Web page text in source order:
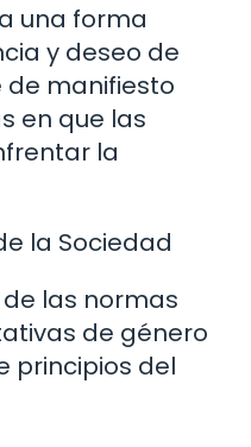
una forma
y deseo de
de manifiesto
en que las
la
la Sociedad
las normas
de género
principios del